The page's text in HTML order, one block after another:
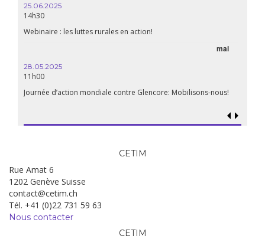
25.06.2025
14h30
Webinaire : les luttes rurales en action!
mai
28.05.2025
11h00
Journée d’action mondiale contre Glencore: Mobilisons-nous!
CETIM
Rue Amat 6
1202 Genève Suisse
contact@cetim.ch
Tél. +41 (0)22 731 59 63
Nous contacter
CETIM